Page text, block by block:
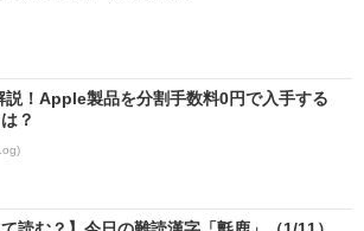
説！Apple製品を分割手数料0円で入手する
？